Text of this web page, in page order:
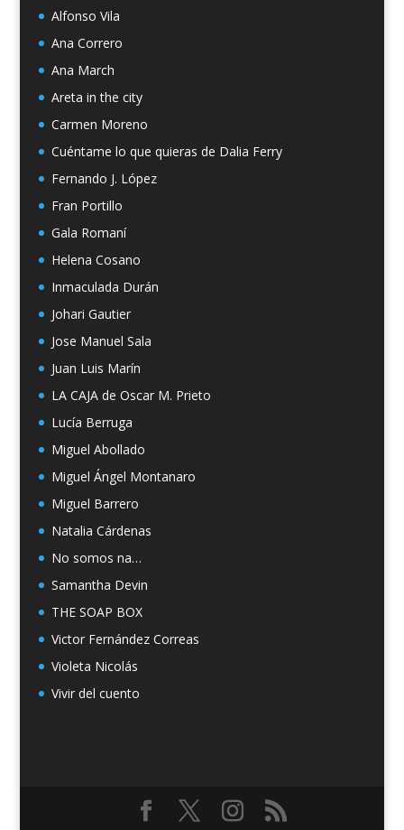
Alfonso Vila
Ana Correro
Ana March
Areta in the city
Carmen Moreno
Cuéntame lo que quieras de Dalia Ferry
Fernando J. López
Fran Portillo
Gala Romaní
Helena Cosano
Inmaculada Durán
Johari Gautier
Jose Manuel Sala
Juan Luis Marín
LA CAJA de Oscar M. Prieto
Lucía Berruga
Miguel Abollado
Miguel Ángel Montanaro
Miguel Barrero
Natalia Cárdenas
No somos na…
Samantha Devin
THE SOAP BOX
Victor Fernández Correas
Violeta Nicolás
Vivir del cuento